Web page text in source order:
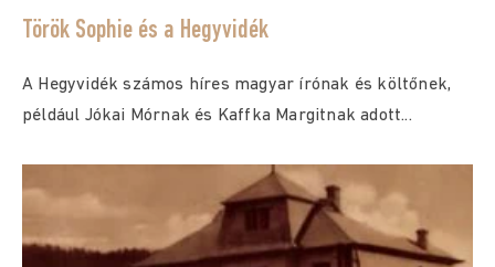
Török Sophie és a Hegyvidék
A Hegyvidék számos híres magyar írónak és költőnek,
például Jókai Mórnak és Kaffka Margitnak adott...